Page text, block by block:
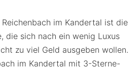
im Kandertal ist die
die sich nach ein wenig Luxus
zu viel Geld ausgeben wollen.
im Kandertal mit 3-Sterne-